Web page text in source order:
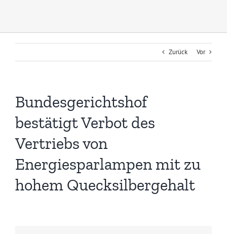
Zurück Vor
Bundesgerichtshof
bestätigt Verbot des
Vertriebs von
Energiesparlampen mit zu
hohem Quecksilbergehalt